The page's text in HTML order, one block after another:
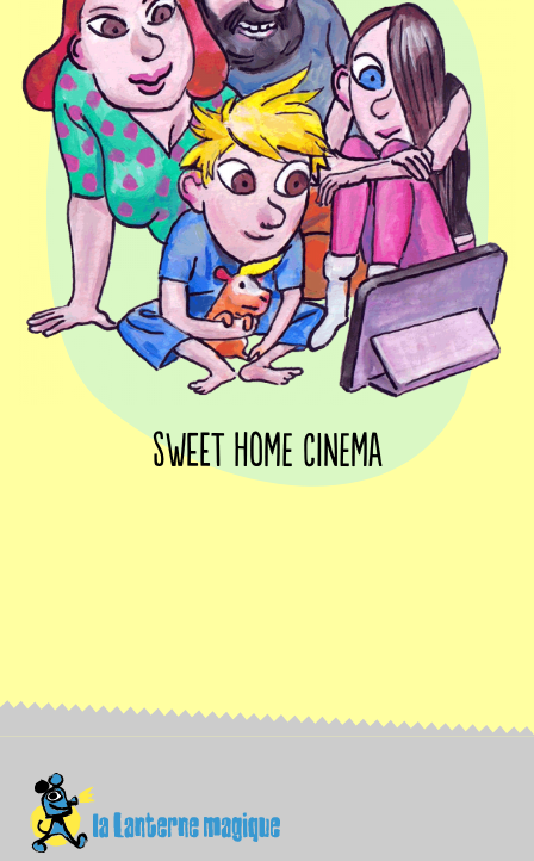
Sweet home cinema